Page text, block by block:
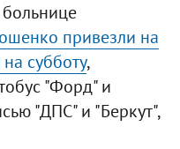
привезли на
субботу,
"Форд" и
"ДПС" и "Беркут",